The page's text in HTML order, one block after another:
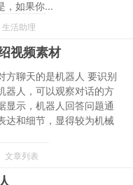
，如果你...
生活助理
视频素材
方聊天的是机器人 要识别
器人，可以观察对话的方
显示，机器人回答问题通
达和细节，显得较为机械
文章列表